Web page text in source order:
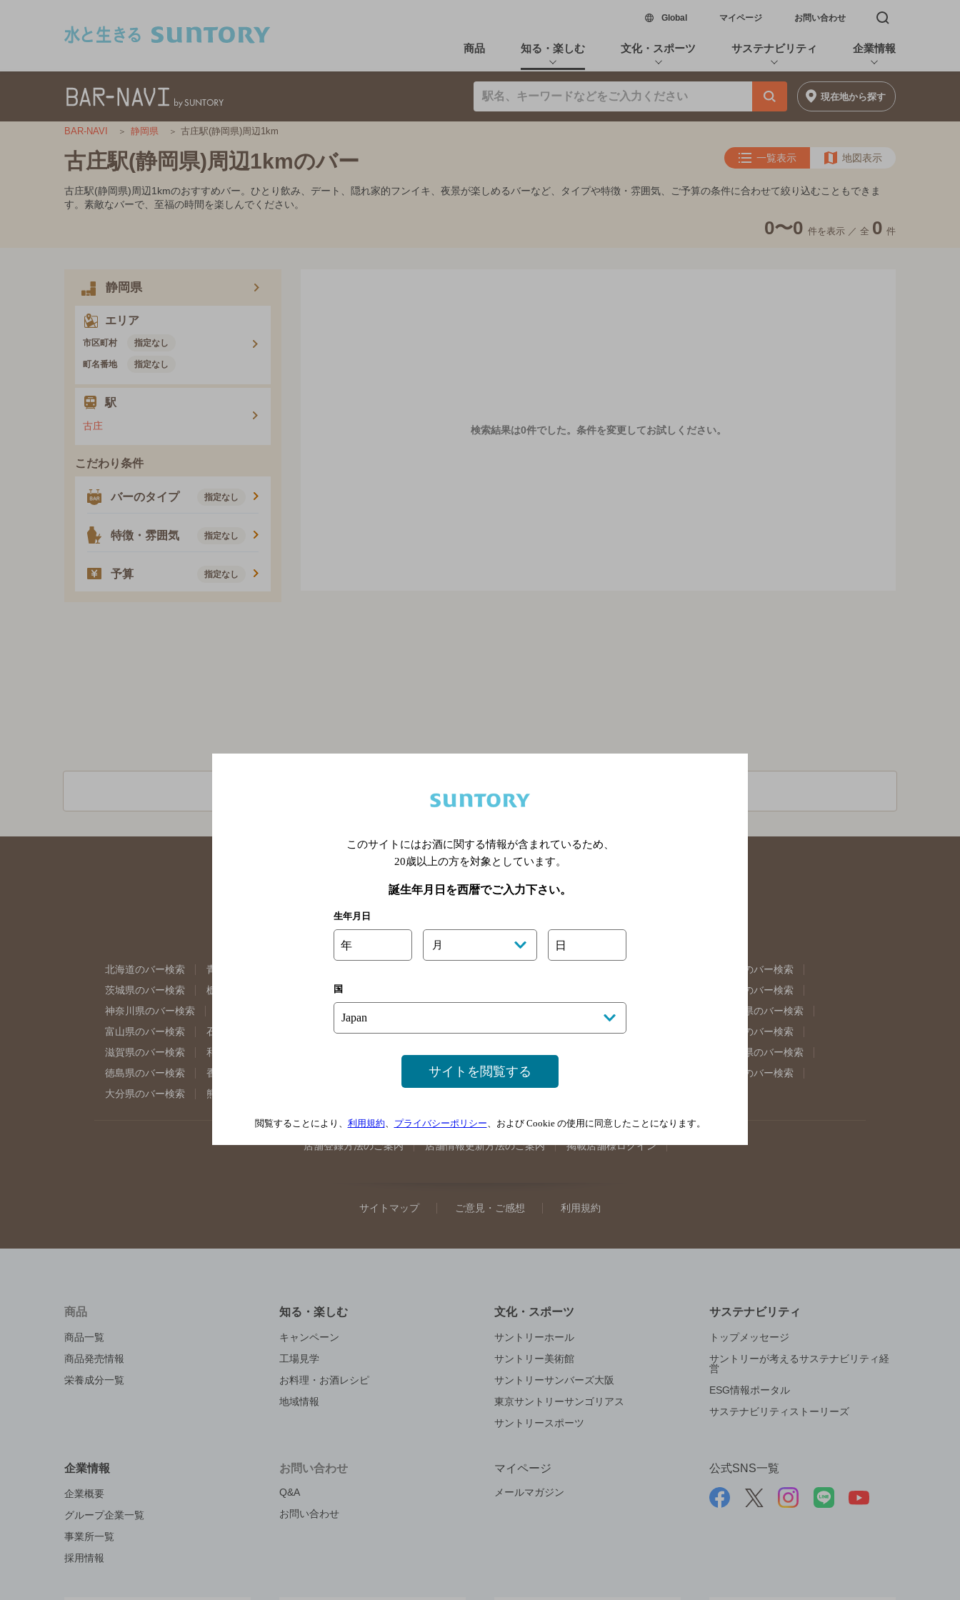
Global新しいウィンドウで開く
マイページ お問い合わせ 検索窓を開く
商品 知る・楽しむ 文化・スポーツ サステナビリティ 企業情報
現在地から探す
BAR-NAVI 静岡県 古庄駅(静岡県)周辺1km
古庄駅(静岡県)周辺1kmのバー 一覧表示 地図表示
古庄駅(静岡県)周辺1kmのおすすめバー。ひとり飲み、デート、隠れ家的フンイキ、夜景が楽しめるバーなど、タイプや特徴・雰囲気、ご予算の条件に合わせて絞り込むこともできま
す。素敵なバーで、至福の時間を楽しんでください。
0〜0 件を表示 ／ 全 0 件
静岡県
エリア
市区町村 指定なし
町名番地 指定なし
駅
古庄
こだわり条件
バーのタイプ 指定なし
特徴・雰囲気 指定なし
予算 指定なし
検索結果は0件でした。 条件を変更してお試しください。
関連ページ
北海道のバー検索 青森県のバー検索
福島県のバー検索
茨城県のバー検索
栃木県のバー検索 群馬県のバー検索
東京都のバー検索
神奈川県のバー検索
埼玉県のバー検索
岐阜県のバー検索
富山県のバー検索
石川県のバー検索 福井県のバー検索 大阪府のバー検索 京都府のバー検索 兵庫県のバー検索
奈良県のバー検索
滋賀県のバー検索
和歌山県のバー検索 岡山県のバー検索 山口県のバー検索
島根県のバー検索
徳島県のバー検索
香川県のバー検索 高知県のバー検索 福岡県のバー検索
佐賀県のバー検索
大分県のバー検索
熊本県のバー検索
店舗登録方法のご案内 店舗情報更新方法のご案内 掲載店舗様ログイン
サイトマップ ご意見・ご感想 利用規約
商品
商品一覧
商品発売情報
栄養成分一覧
知る・楽しむ
キャンペーン
工場見学
お料理・お酒レシピ
地域情報
文化・スポーツ
サントリーホール
サントリー美術館
サントリーサンバーズ大阪
東京サントリーサンゴリアス
サントリースポーツ
サステナビリティ
トップメッセージ
サントリーが考えるサステナビリティ経
営
ESG情報ポータル
サステナビリティストーリーズ
企業情報
企業概要
グループ企業一覧
事業所一覧
採用情報
お問い合わせ
Q&A
お問い合わせ
マイページ
メールマガジン
公式SNS一覧
このサイトにはお酒に関する情報が含まれているため、
20歳以上の方を対象としています。
誕生年月日を西暦でご入力下さい。
生年月日
年 月 日
国
サイトを閲覧する
閲覧することにより、 利用規約、 プライバシーポリシー、および Cookie の使用に同意したことになります。